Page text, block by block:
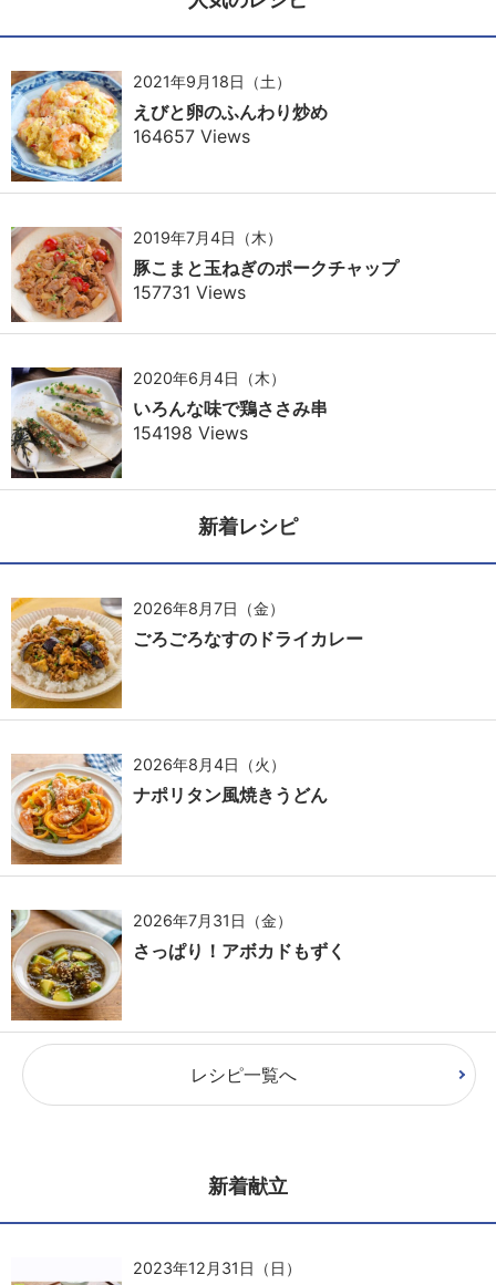
2021年9月18日（土）
えびと卵のふんわり炒め
164657 Views
2019年7月4日（木）
豚こまと玉ねぎのポークチャップ
157731 Views
2020年6月4日（木）
いろんな味で鶏ささみ串
154198 Views
新着レシピ
2026年8月7日（金）
ごろごろなすのドライカレー
2026年8月4日（火）
ナポリタン風焼きうどん
2026年7月31日（金）
さっぱり！アボカドもずく
レシピ一覧へ
新着献立
2023年12月31日（日）